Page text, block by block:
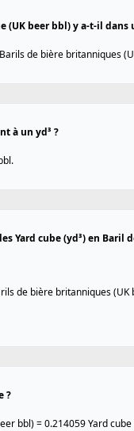
beer bbl) y a-t-il dans
de bière britanniques
à un yd³ ?
Yard cube (yd³) en Baril
de bière britanniques
?
bbl) = 0.214059 Yard cube